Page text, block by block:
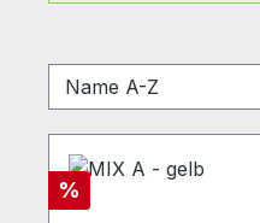
Rabatt
%